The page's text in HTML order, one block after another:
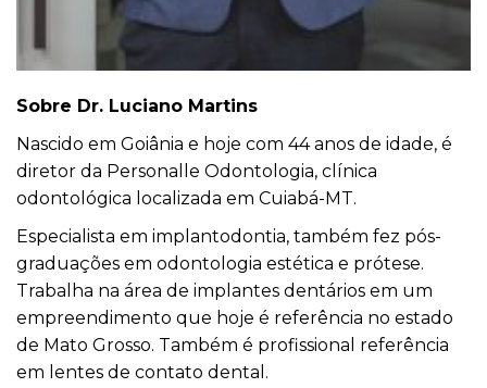
Sobre Dr. Luciano Martins
Nascido em Goiânia e hoje com 44 anos de idade, é
diretor da Personalle Odontologia, clínica
odontológica localizada em Cuiabá-MT.
Especialista em implantodontia, também fez pós-
graduações em odontologia estética e prótese.
Trabalha na área de implantes dentários em um
empreendimento que hoje é referência no estado
de Mato Grosso. Também é profissional referência
em lentes de contato dental.